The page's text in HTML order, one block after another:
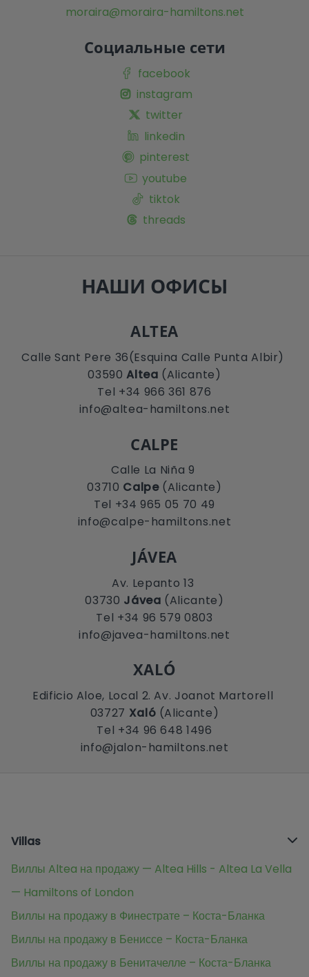
moraira@moraira-hamiltons.net
Социальные сети
facebook
instagram
twitter
linkedin
pinterest
youtube
tiktok
threads
НАШИ ОФИСЫ
ALTEA
Calle Sant Pere 36(Esquina Calle Punta Albir)
03590Altea (Alicante)
Tel +34 966 361 876
info@altea-hamiltons.net
CALPE
Calle La Niña 9
03710 Calpe(Alicante)
Tel +34 965 05 70 49
info@calpe-hamiltons.net
JÁVEA
Av. Lepanto 13
03730 Jávea (Alicante)
Tel +34 96 579 0803
info@javea-hamiltons.net
XALÓ
Edificio Aloe, Local 2. Av. Joanot Martorell
03727 Xaló (Alicante)
Tel +34 96 648 1496
info@jalon-hamiltons.net
Villas
Виллы Altea на продажу — Altea Hills - Altea La Vella
— Hamiltons of London
Виллы на продажу в Финестрате – Коста-Бланка
Виллы на продажу в Бениссе – Коста-Бланка
Виллы на продажу в Бенитачелле – Коста-Бланка